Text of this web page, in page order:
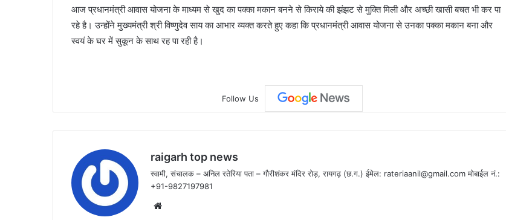
आज प्रधानमंत्री आवास योजना के माध्यम से खुद का पक्का मकान बनने से किराये की झंझट से मुक्ति मिली और अच्छी खासी बचत भी कर पा
रहे है। उन्होंने मुख्यमंत्री श्री विष्णुदेव साय का आभार व्यक्त करते हुए कहा कि प्रधानमंत्री आवास योजना से उनका पक्का मकान बना और
स्वयं के घर में सुकून के साथ रह पा रही है।
Follow Us
raigarh top news
स्वामी, संचालक – अनिल रतेरिया पता – गौरीशंकर मंदिर रोड़, रायगढ़ (छ.ग.) ईमेल: rateriaanil@gmail.comमोबाईल नं.:
+91-9827197981